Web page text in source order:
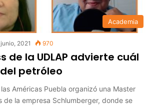
Academia
2021 970
de la UDLAP advierte cuál
petróleo
Américas Puebla organizó una Master
de la empresa Schlumberger, donde se